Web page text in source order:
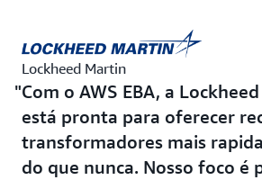
Lockheed Martin
Com o AWS EBA, a
está pronta para oferecer
transformadores mais
do que nunca. Nosso foco é